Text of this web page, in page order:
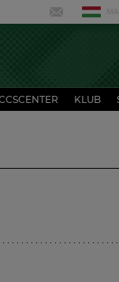
KLUB